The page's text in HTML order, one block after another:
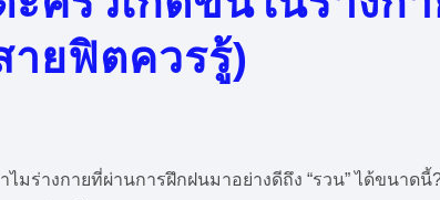
ายฟิตควรรู้)
ไมร่างกายที่ผ่านการฝึกฝนมาอย่างดีถึง “รวน” ได้ขนาด